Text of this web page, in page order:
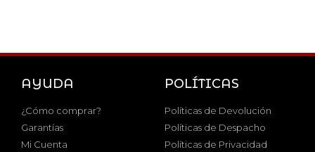
AYUDA
¿Cómo comprar?
Garantías
Mi Cuenta
POLÍTICAS
Políticas de Devolución
Políticas de Despacho
Políticas de Privacidad